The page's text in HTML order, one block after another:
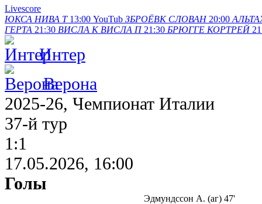
Livescore
ЮКСА НИВА Т 13:00 YouTub ЗБРОЁВК СЛОВАН 20:00
ГЕРТА 21:30 ВИСЛА K ВИСЛА П 21:30 БРЮГГЕ КОРТРЕЙ
Интер
Верона
2025-26, Чемпионат Италии
37-й тур
1:1
17.05.2026, 16:00
Голы
Эдмундссон А. (аг) 47'